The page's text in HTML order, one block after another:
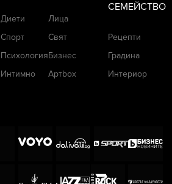
Диети
Спорт
Психология
Интимно
Лица
Свят
Бизнес
Артbox
СЕМЕЙСТВО
Рецепти
Градина
Интериор